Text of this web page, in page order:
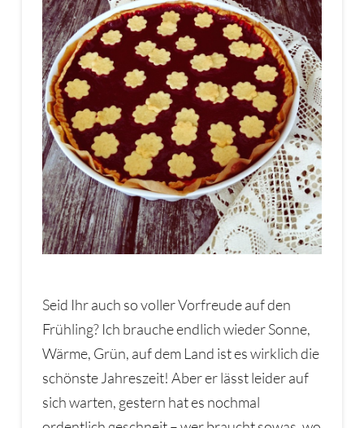
Seid Ihr auch so voller Vorfreude auf den
Frühling? Ich brauche endlich wieder Sonne,
Wärme, Grün, auf dem Land ist es wirklich die
schönste Jahreszeit! Aber er lässt leider auf
sich warten, gestern hat es nochmal